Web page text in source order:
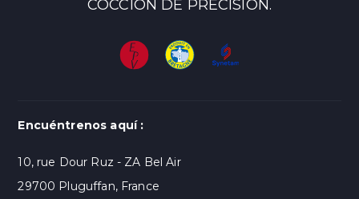
COCCIÓN DE PRECISIÓN.
Encuéntrenos aquí :
10, rue Dour Ruz - ZA Bel Air
29700 Pluguffan, France